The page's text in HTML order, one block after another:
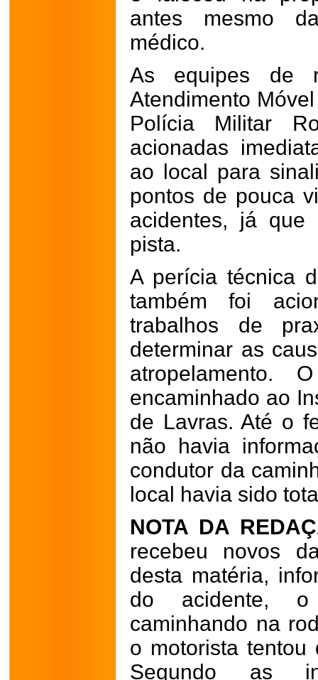
antes mesmo
médico.
As equipes de
Atendimento
Polícia Militar
acionadas
ao local para
pontos de pouca
acidentes, já que
pista.
A perícia técnica
também foi
trabalhos de
determinar as
atropelamento.
encaminhado ao
de Lavras. Até o
não havia
condutor da
local havia sido
NOTA DA
recebeu novos
desta matéria,
do acidente,
caminhando na
o motorista tentou
Segundo as